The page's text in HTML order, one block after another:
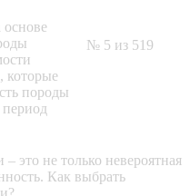
которые
породы
№ 5 из 519
это не только невероятная
Как выбрать